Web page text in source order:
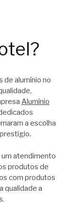
alumínio no
Alumínio
a escolha
atendimento
produtos de
com produtos
qualidade a